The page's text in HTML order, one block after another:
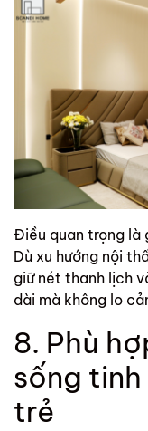
Điều quan trọng là
Dù xu hướng nội
giữ nét thanh lịch
dài mà không lo
8. Phù
sống
trẻ